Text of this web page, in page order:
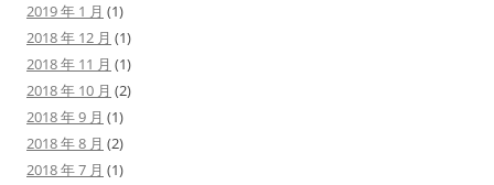
2019 年 1 月 (1)
2018 年 12 月 (1)
2018 年 11 月 (1)
2018 年 10 月 (2)
2018 年 9 月 (1)
2018 年 8 月 (2)
2018 年 7 月 (1)